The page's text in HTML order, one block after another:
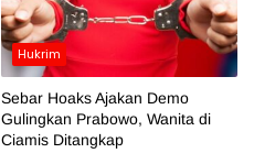
Hukrim
Sebar Hoaks Ajakan Demo
Gulingkan Prabowo, Wanita di
Ciamis Ditangkap